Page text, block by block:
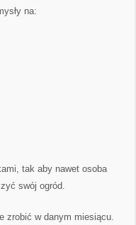
na:
tak aby nawet osoba
swój ogród.
zrobić w danym miesiącu.